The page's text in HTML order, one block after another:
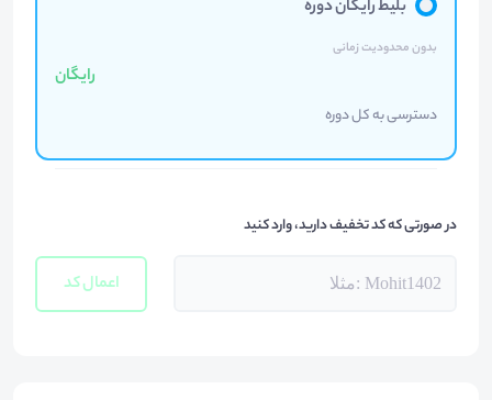
بلیط رایگان دوره
بدون محدودیت زمانی
رایگان
دسترسی به کل دوره
در صورتی که کد تخفیف دارید، وارد کنید
اعمال کد